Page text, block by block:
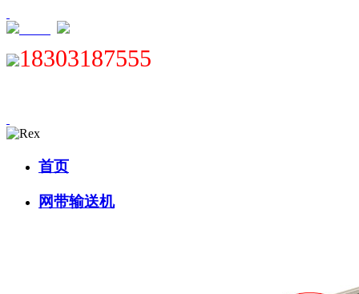
18303187555
首页
网带输送机